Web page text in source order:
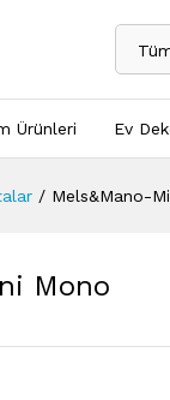
Ürünleri Ev
/ Mels&Mano-
Mono